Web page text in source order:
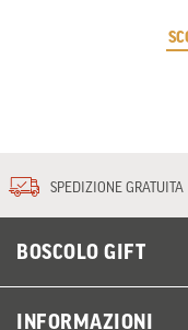
SPEDIZIONE GRATUITA
BOSCOLO GIFT
INFORMAZIONI